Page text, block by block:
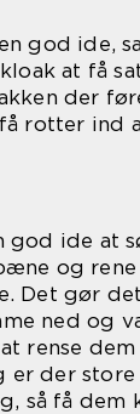
god ide,
at få
der
rotter ind
god ide at
og
Det gør
ned og
rense
er der
så få